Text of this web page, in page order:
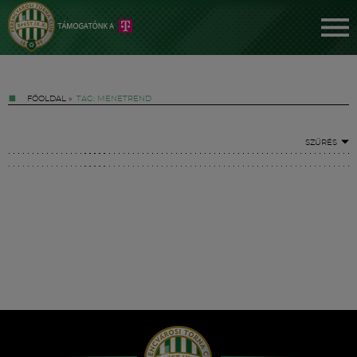
FŐOLDAL » TAG: MENETREND
SZŰRÉS
Hírek